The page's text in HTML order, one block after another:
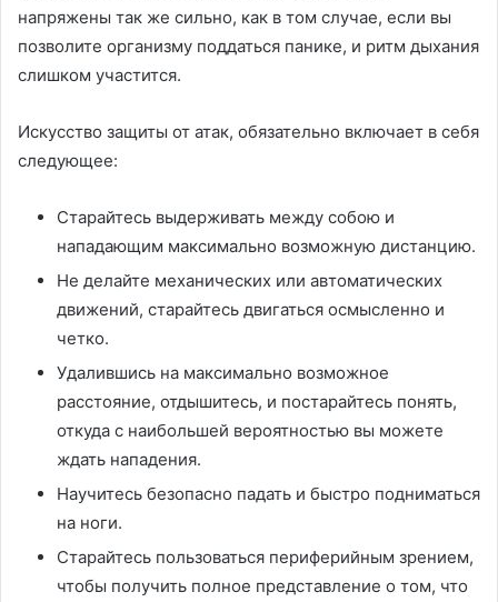
напряжены так же сильно, как в том случае, если вы
позволите организму поддаться панике, и ритм дыхания
слишком участится.
Искусство защиты от атак, обязательно включает в себя
следующее:
Старайтесь выдерживать между собою и
нападающим максимально возможную дистанцию.
Не делайте механических или автоматических
движений, старайтесь двигаться осмысленно и
четко.
Удалившись на максимально возможное
расстояние, отдышитесь, и постарайтесь понять,
откуда с наибольшей вероятностью вы можете
ждать нападения.
Научитесь безопасно падать и быстро подниматься
на ноги.
Старайтесь пользоваться периферийным зрением,
чтобы получить полное представление о том, что